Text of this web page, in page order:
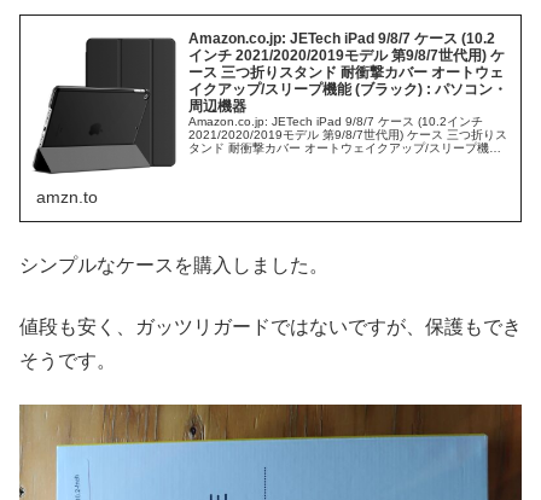
Amazon.co.jp: JETech iPad 9/8/7 ケース (10.2
インチ 2021/2020/2019モデル 第9/8/7世代用) ケ
ース 三つ折りスタンド 耐衝撃カバー オートウェ
イクアップ/スリープ機能 (ブラック) : パソコン・
周辺機器
Amazon.co.jp: JETech iPad 9/8/7 ケース (10.2インチ
2021/2020/2019モデル 第9/8/7世代用) ケース 三つ折りス
タンド 耐衝撃カバー オートウェイクアップ/スリープ機能
amzn.to
シンプルなケースを購入しました。
値段も安く、ガッツリガードではないですが、保護もでき
そうです。